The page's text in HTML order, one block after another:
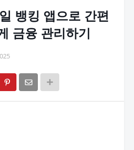
뱅킹 앱으로 간편
금융 관리하기